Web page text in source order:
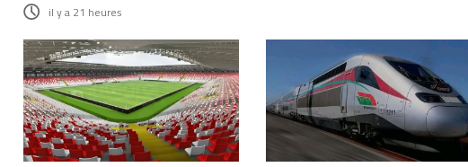
il y a 21 heures